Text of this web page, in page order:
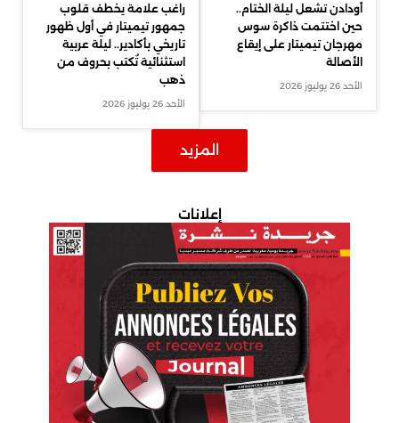
أودادن تشعل ليلة الختام..
حين اختتمت ذاكرة سوس
مهرجان تيميتار على إيقاع
الأصالة
الأحد 26 يوليوز 2026
راغب علامة يخطف قلوب
جمهور تيميتار في أول ظهور
تاريخي بأكادير.. ليلة عربية
استثنائية تُكتب بحروف من
ذهب
الأحد 26 يوليوز 2026
المزيد
إعلانات